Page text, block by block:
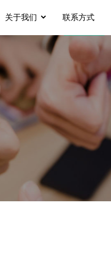
关于我们 联系方式